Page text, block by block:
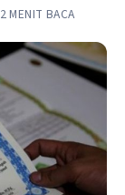
2 MENIT BACA